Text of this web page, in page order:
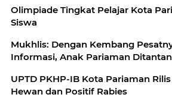
Olimpiade Tingkat Pelajar Kota
Siswa
Mukhlis: Dengan Kembang
Informasi, Anak Pariaman
UPTD PKHP-IB Kota Pariaman
Hewan dan Positif Rabies